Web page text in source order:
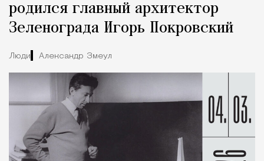
родился главный архитектор
Зеленограда Игорь Покровский
Люди Александр Змеул